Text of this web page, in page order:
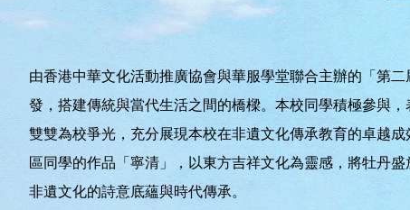
由香港中華文化活動推廣協會與華服學堂聯合主辦的「第
發，搭建傳統與當代生活之間的橋樑。本校同學積極參與
雙雙為校爭光，充分展現本校在非遺文化傳承教育的卓越成
區同學的作品「寧清」，以東方吉祥文化為靈感，將牡丹
非遺文化的詩意底蘊與時代傳承。